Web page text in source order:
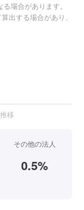
場合があります。
出する場合があり、
移
その他の法人
0.5%